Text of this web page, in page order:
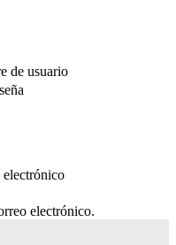
de usuario
electrónico
electrónico.